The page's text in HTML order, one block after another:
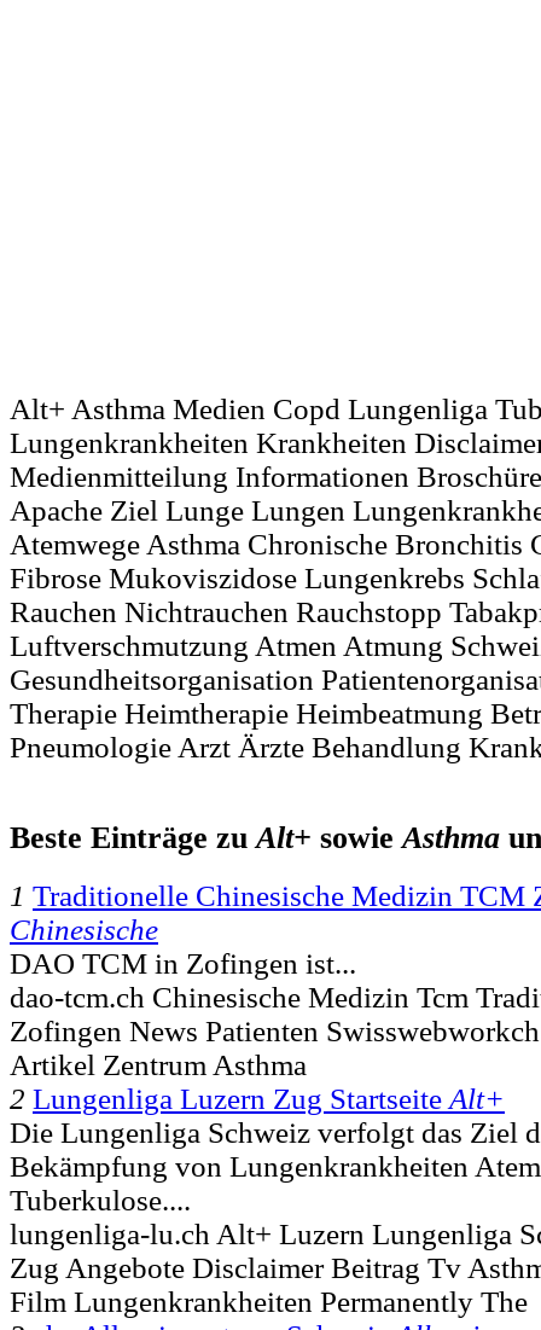
Alt+ Asthma Medien Copd Lungenliga
Lungenkrankheiten Krankheiten
Medienmitteilung Informationen
Apache Ziel Lunge Lungen
Atemwege Asthma Chronische Bronchitis
Fibrose Mukoviszidose Lungenkrebs
Rauchen Nichtrauchen Rauchstopp
Luftverschmutzung Atmen Atmung
Gesundheitsorganisation
Therapie Heimtherapie Heimbeatmung
Pneumologie Arzt Ärzte Behandlung
Beste Einträge zuAlt+ sowieAsthma
1 Traditionelle Chinesische Medizin TCM
Chinesische
DAO TCM in Zofingen ist...
dao-tcm.ch Chinesische Medizin Tcm
Zofingen News Patienten
Artikel Zentrum Asthma
2 Lungenliga Luzern Zug Startseite Alt+
Die Lungenliga Schweiz verfolgt das Ziel
Bekämpfung von Lungenkrankheiten
Tuberkulose....
lungenliga-lu.ch Alt+ Luzern Lungenliga
Zug Angebote Disclaimer Beitrag Tv
Film Lungenkrankheiten Permanently The